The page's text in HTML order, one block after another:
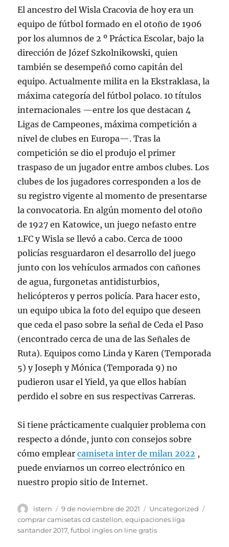
El ancestro del Wisla Cracovia de hoy era un
equipo de fútbol formado en el otoño de 1906
por los alumnos de 2 º Práctica Escolar, bajo la
dirección de Józef Szkolnikowski, quien
también se desempeñó como capitán del
equipo. Actualmente milita en la Ekstraklasa, la
máxima categoría del fútbol polaco. 10 títulos
internacionales —entre los que destacan 4
Ligas de Campeones, máxima competición a
nivel de clubes en Europa—. Tras la
competición se dio el produjo el primer
traspaso de un jugador entre ambos clubes. Los
clubes de los jugadores corresponden a los de
su registro vigente al momento de presentarse
la convocatoria. En algún momento del otoño
de 1927 en Katowice, un juego nefasto entre
1.FC y Wisla se llevó a cabo. Cerca de 1000
policías resguardaron el desarrollo del juego
junto con los vehículos armados con cañones
de agua, furgonetas antidisturbios,
helicópteros y perros policía. Para hacer esto,
un equipo ubica la foto del equipo que deseen
que ceda el paso sobre la señal de Ceda el Paso
(encontrado cerca de una de las Señales de
Ruta). Equipos como Linda y Karen (Temporada
5) y Joseph y Mónica (Temporada 9) no
pudieron usar el Yield, ya que ellos habían
perdido el sobre en sus respectivas Carreras.
Si tiene prácticamente cualquier problema con
respecto a dónde, junto con consejos sobre
cómo emplearcamiseta inter de milan 2022 ,
puede enviarnos un correo electrónico en
nuestro propio sitio de Internet.
Autor
istern
Publicado
el
9 de noviembre de 2021 Categorías
Uncategorized
comprar camisetas cd castellon,equipaciones liga
santander 2017,futbol ingles on line gratis